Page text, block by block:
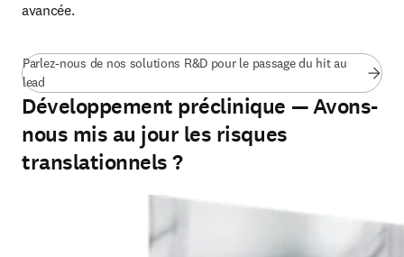
avancée.
Parlez-nous de nos solutions R&D pour le passage du hit au
lead
Développement préclinique — Avons-
nous mis au jour les risques
translationnels ?